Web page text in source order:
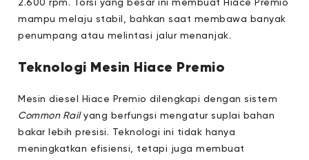
2.600 rpm. Torsi yang besar ini membuat Hiace Premio
mampu melaju stabil, bahkan saat membawa banyak
penumpang atau melintasi jalur menanjak.
Teknologi Mesin Hiace Premio
Mesin diesel Hiace Premio dilengkapi dengan sistem
Common Railyang berfungsi mengatur suplai bahan
bakar lebih presisi. Teknologi ini tidak hanya
meningkatkan efisiensi, tetapi juga membuat